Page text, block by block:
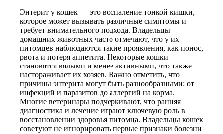
Энтерит у кошек — это воспаление тонкой кишки,
которое может вызывать различные симптомы и
требует внимательного подхода. Владельцы
домашних животных часто отмечают, что у их
питомцев наблюдаются такие проявления, как понос,
рвота и потеря аппетита. Некоторые кошки
становятся вялыми и менее активными, что также
настораживает их хозяев. Важно отметить, что
причины энтерита могут быть разнообразными: от
инфекций и паразитов до аллергий на корма.
Многие ветеринары подчеркивают, что ранняя
диагностика и лечение играют ключевую роль в
восстановлении здоровья питомца. Владельцы кошек
советуют не игнорировать первые признаки болезни